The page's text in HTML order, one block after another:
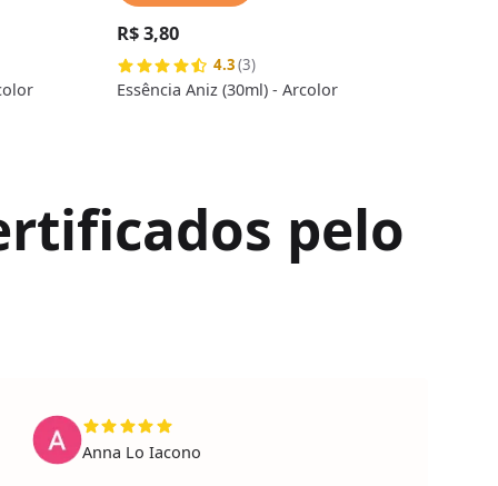
R$ 3,80
4.3(3)
Essência Aniz (30ml) - Arcolor
pelo
Anna Lo Iacono